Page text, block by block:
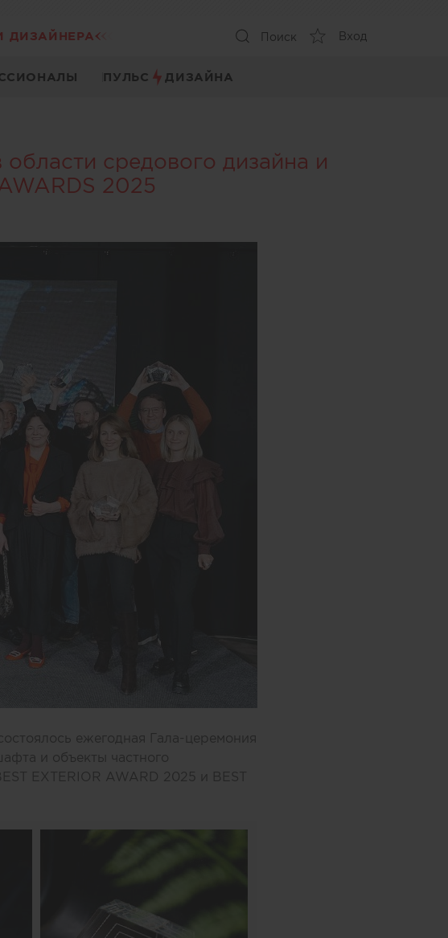
ДИЗАЙНЕРА Поиск Вход
ПУЛЬС ДИЗАЙНА
средового дизайна и
2025
ежегодная Гала-церемония
и объекты частного
EXTERIOR AWARD 2025 и BEST